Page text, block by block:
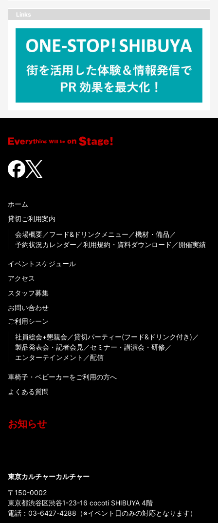
Links
ホーム
貸切ご利用案内
会場概要
フード&ドリンクメニュー
機材・備品
予約状況カレンダー
利用規約・資料ダウンロード 開催実績
イベントスケジュール
アクセス
スタッフ募集
お問い合わせ
ご利用シーン
社員総会+懇親会
貸切パーティー(フード&ドリンク付き)
製品発表会・記者会見
セミナー・講演会・研修
エンターテインメント
配信
車椅子・ベビーカーをご利用の方へ
よくある質問
お知らせ
東京カルチャーカルチャー
〒150-0002
東京都渋谷区渋谷1-23-16 cocoti SHIBUYA 4階
電話： 03-6427-4288 （※イベント日のみの対応となります）